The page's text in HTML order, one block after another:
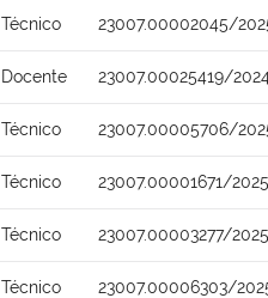
Técnico 23007.00002045/
Docente 23007.00025419/
Técnico 23007.00005706/
Técnico 23007.00001671/
Técnico 23007.00003277/
Técnico 23007.00006303/